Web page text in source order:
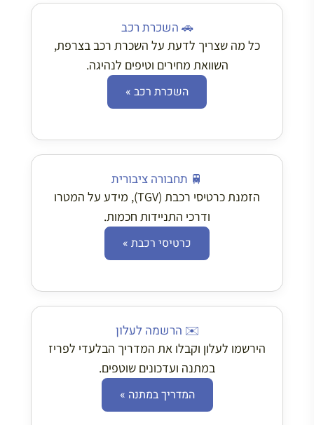
🚗 השכרת רכב
כל מה שצריך לדעת על השכרת רכב בצרפת,
השוואת מחירים וטיפים לנהיגה.
השכרת רכב »
🚆 תחבורה ציבורית
הזמנת כרטיסי רכבת (TGV), מידע על המטרו
ודרכי התניידות חכמות.
כרטיסי רכבת »
✉️ הרשמה לעלון
הירשמו לעלון וקבלו את המדריך הבלעדי לפריז
במתנה ועדכונים שוטפים.
המדריך במתנה »